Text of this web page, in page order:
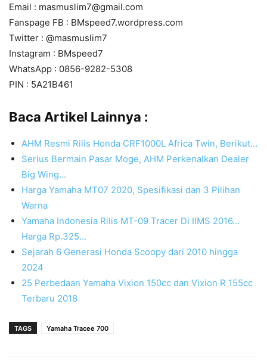
Email : masmuslim7@gmail.com
Fanspage FB : BMspeed7.wordpress.com
Twitter : @masmuslim7
Instagram : BMspeed7
WhatsApp : 0856-9282-5308
PIN : 5A21B461
Baca Artikel Lainnya :
AHM Resmi Rilis Honda CRF1000L Africa Twin, Berikut…
Serius Bermain Pasar Moge, AHM Perkenalkan Dealer
Big Wing…
Harga Yamaha MT07 2020, Spesifikasi dan 3 Pilihan
Warna
Yamaha Indonesia Rilis MT-09 Tracer Di IIMS 2016…
Harga Rp.325…
Sejarah 6 Generasi Honda Scoopy dari 2010 hingga
2024
25 Perbedaan Yamaha Vixion 150cc dan Vixion R 155cc
Terbaru 2018
TAGS Yamaha Tracee 700